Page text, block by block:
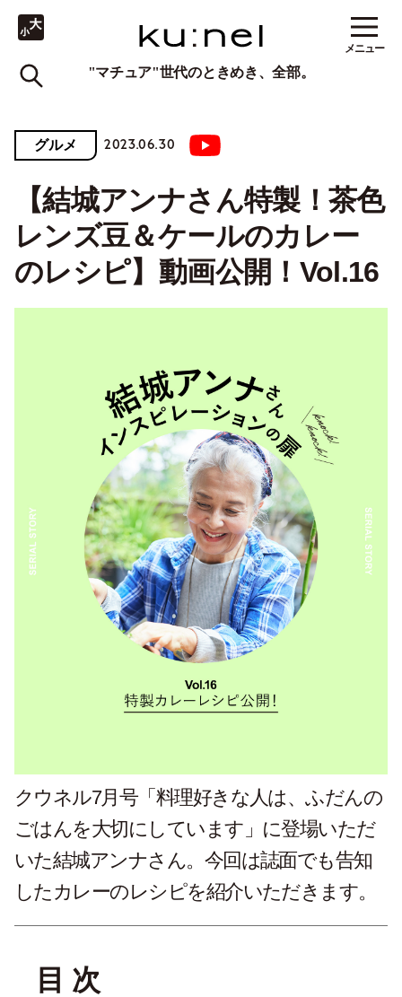
"マチュア"世代のときめき、全部。
メニュー
グルメ 2023.06.30
【結城アンナさん特製！茶色
レンズ⾖＆ケールのカレー
のレシピ】動画公開！Vol.16
クウネル7月号「料理好きな人は、ふだんの
ごはんを大切にしています」に登場いただ
いた結城アンナさん。今回は誌面でも告知
したカレーのレシピを紹介いただきます。
目 次